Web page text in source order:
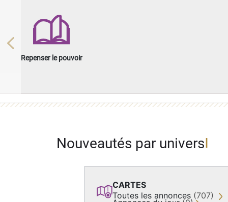
Repenser le pouvoir
Previous
Nouveautés par univers
CARTES
Toutes les annonces (707)